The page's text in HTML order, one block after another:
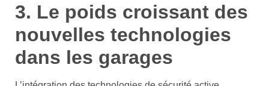
3. Le poids croissant des
nouvelles technologies
dans les garages